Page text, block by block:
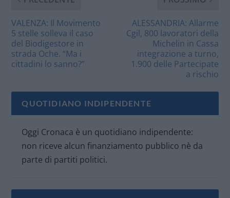
VALENZA: Il Movimento
5 stelle solleva il caso
del Biodigestore in
strada Oche. “Ma i
cittadini lo sanno?”
ALESSANDRIA: Allarme
Cgil, 800 lavoratori della
Michelin in Cassa
integrazione a turno,
1.900 delle Partecipate
a rischio
QUOTIDIANO INDIPENDENTE
Oggi Cronaca è un quotidiano indipendente:
non riceve alcun finanziamento pubblico nè da
parte di partiti politici.